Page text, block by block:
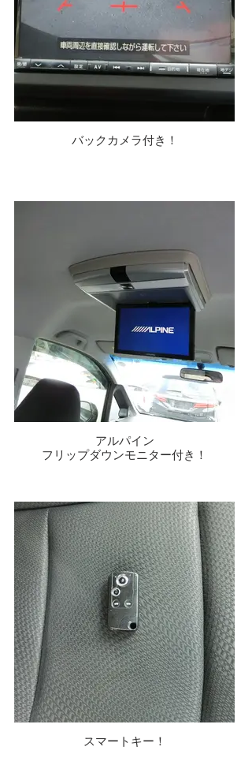
バックカメラ付き！
アルパイン
フリップダウンモニター付き！
スマートキー！